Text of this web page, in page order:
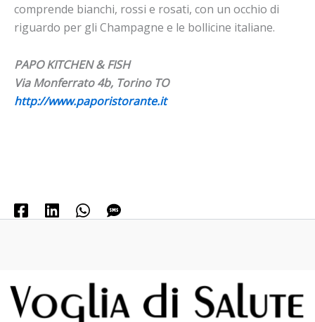
comprende bianchi, rossi e rosati, con un occhio di
riguardo per gli Champagne e le bollicine italiane.
PAPO KITCHEN & FISH
Via Monferrato 4b, Torino TO
http://www.paporistorante.it